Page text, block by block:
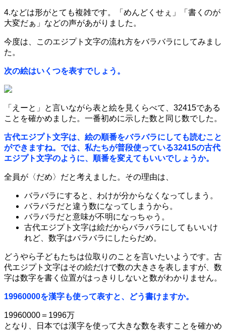
4.などは形がとても複雑です。「めんどくせぇ」「書くのが
大変だぁ」などの声があがりました。
今度は、このエジプト文字の流れ方をバラバラにしてみまし
た。
次の絵はいくつを表すでしょう。
「えーと」と言いながら表と絵を見くらべて、32415である
ことを確かめました。一番初めに示した数と同じ数でした。
古代エジプト文字は、絵の順番をバラバラにしても読むこと
ができますね。では、私たちが普段使っている32415の古代
エジプト文字のように、順番を変えてもいいでしょうか。
全員が〈だめ〉だと考えました。その理由は、
バラバラにすると、わけが分からなくなってしまう。
バラバラだと違う数になってしまうから。
バラバラだと意味が不明になっちゃう。
古代エジプト文字は絵だからバラバラにしてもいいけ
れど、数字はバラバラにしたらだめ。
どうやら子どもたちは位取りのことを言いたいようです。古
代エジプト文字はその絵だけで数の大きさを表しますが、数
字は数字を書く位置がはっきりしないと数がわかりません。
19960000を漢字も使って表すと、どう書けますか。
19960000＝1996万
となり、日本では漢字を使って大きな数を表すことを確かめ